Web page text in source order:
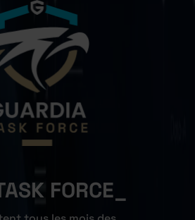
FORCE